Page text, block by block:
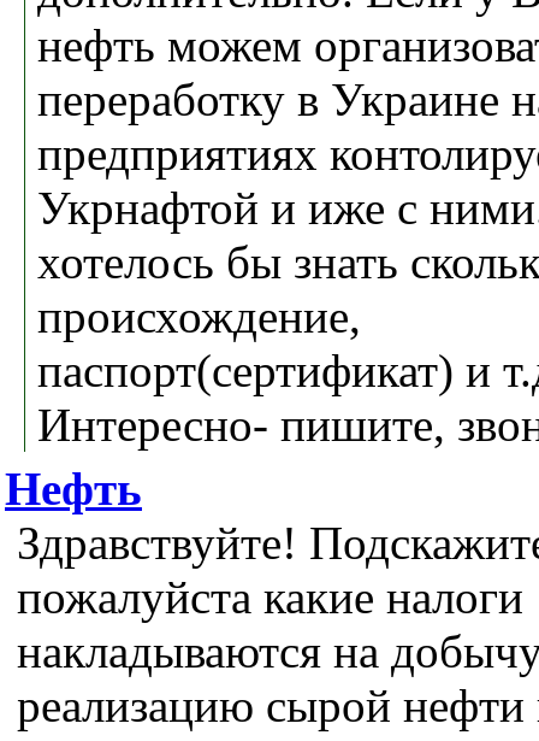
нефть можем
переработку в Украине
предприятиях
Укрнафтой и иже с
хотелось бы знать
происхождение,
паспорт(сертификат) и
Интересно- пишите,
Нефть
Здравствуйте!
пожалуйста какие налоги
накладываются на
реализацию сырой нефти